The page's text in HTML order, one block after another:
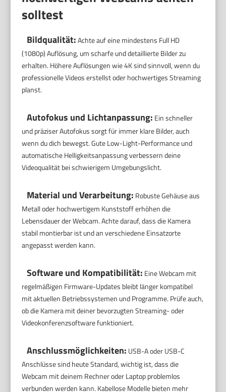
solltest
Bildqualität:Achte auf eine mindestens Full HD
(1080p) Auflösung, um scharfe und detaillierte Bilder zu
erhalten. Höhere Auflösungen wie 4K sind sinnvoll, wenn du
professionelle Videos erstellst oder hochwertiges Streaming
planst.
Autofokus und Lichtanpassung: Ein schneller
und präziser Autofokus sorgt für immer klare Bilder, auch
wenn du dich bewegst. Gute Low-Light-Performance und
automatische Helligkeitsanpassung verbessern deine
Videoqualität bei schwierigem Umgebungslicht.
Material und Verarbeitung: Robuste Gehäuse aus
Metall oder hochwertigem Kunststoff erhöhen die
Lebensdauer der Webcam. Achte darauf, dass die Kamera
stabil montierbar ist und an verschiedene Einsatzorte
angepasst werden kann.
Software und Kompatibilität: Eine Webcam mit
regelmäßigen Firmware-Updates bleibt länger kompatibel
mit aktuellen Betriebssystemen und Programme. Prüfe auch,
ob die Kamera mit deiner bevorzugten Streaming- oder
Videokonferenzsoftware funktioniert.
Anschlussmöglichkeiten: USB-A oder USB-C
Anschlüsse sind heute Standard, wichtig ist, dass die
Webcam mit deinem Rechner oder Laptop problemlos
verbunden werden kann. Kabellose Modelle bieten mehr